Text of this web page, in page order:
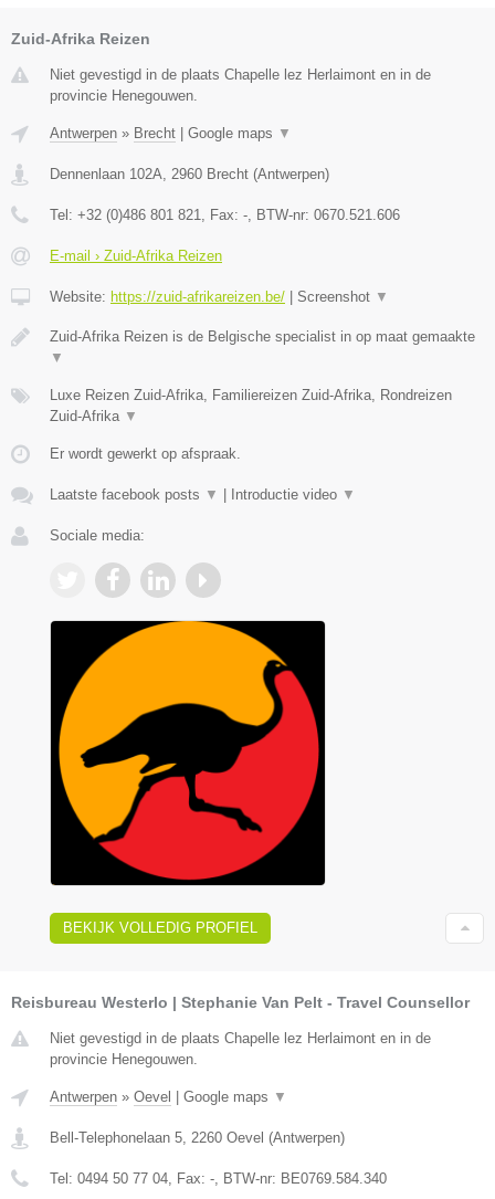
Zuid-Afrika Reizen
Niet gevestigd in de plaats Chapelle lez Herlaimont en in de
provincie Henegouwen.
Antwerpen » Brecht | Google maps ▼
Dennenlaan 102A 2960 Brecht (Antwerpen)
Tel: +32 (0)486 801 821 , Fax: - , BTW-nr: 0670.521.606
E-mail › Zuid-Afrika Reizen
Website: https://zuid-afrikareizen.be/ | Screenshot ▼
Zuid-Afrika Reizen is de Belgische specialist in op maat gemaakte
▼
Luxe Reizen Zuid-Afrika, Familiereizen Zuid-Afrika, Rondreizen
Zuid-Afrika ▼
Er wordt gewerkt op afspraak.
Laatste facebook posts ▼ | Introductie video ▼
Sociale media:
BEKIJK VOLLEDIG PROFIEL
Reisbureau Westerlo | Stephanie Van Pelt - Travel Counsellor
Niet gevestigd in de plaats Chapelle lez Herlaimont en in de
provincie Henegouwen.
Antwerpen » Oevel Google maps ▼
Bell-Telephonelaan 5 2260 Oevel (Antwerpen)
Tel: 0494 50 77 04 , Fax: - , BTW-nr: BE0769.584.340